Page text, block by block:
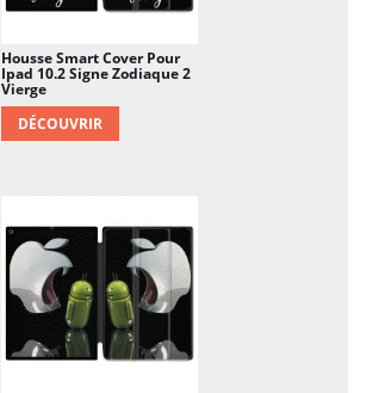
Housse Smart Cover Pour
Ipad 10.2 Signe Zodiaque 2
Vierge
DÉCOUVRIR